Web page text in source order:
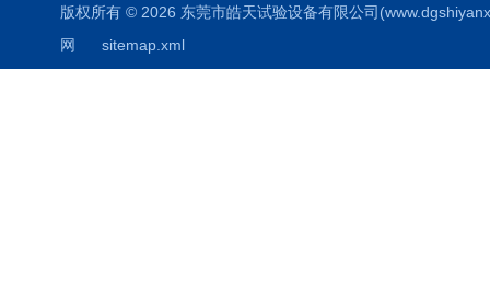
版权所有 © 2026 东莞市皓天试验设备有限公司
网
sitemap.xml